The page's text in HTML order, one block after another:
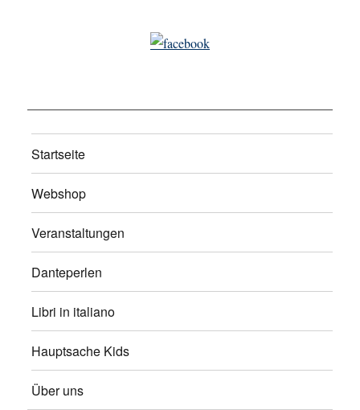
Startseite
Webshop
Veranstaltungen
Danteperlen
Libri in italiano
Hauptsache Kids
Über uns